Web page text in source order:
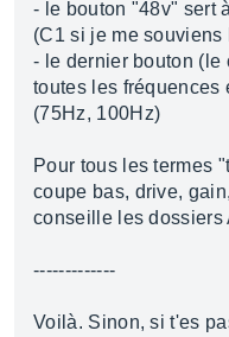
- le bouton "48v" sert
(C1 si je me souviens
- le dernier bouton (le
toutes les fréquences
(75Hz, 100Hz)
Pour tous les termes
coupe bas, drive,
conseille les dossiers
-------------
Voilà. Sinon, si t'es